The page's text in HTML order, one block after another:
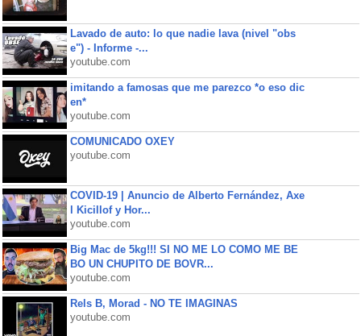
Lavado de auto: lo que nadie lava (nivel "obs
e") - Informe -...
youtube.com
imitando a famosas que me parezco *o eso dic
en*
youtube.com
COMUNICADO OXEY
youtube.com
COVID-19 | Anuncio de Alberto Fernández, Axe
l Kicillof y Hor...
youtube.com
Big Mac de 5kg!!! SI NO ME LO COMO ME BE
BO UN CHUPITO DE BOVR...
youtube.com
Rels B, Morad - NO TE IMAGINAS
youtube.com